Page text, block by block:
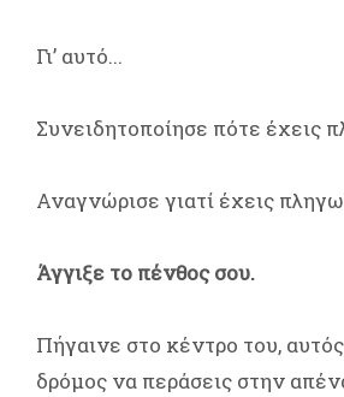
Γι’ αυτό...
Συνειδητοποίησε πότε έχεις
Αναγνώρισε γιατί έχεις
Άγγιξε το πένθος σου.
Πήγαινε στο κέντρο του,
δρόμος να περάσεις στην